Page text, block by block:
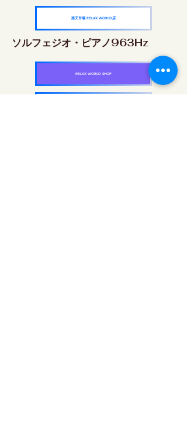
楽天市場 RELAX WORLD店
ソルフェジオ・ピアノ963Hz
RELAX WORLD SHOP